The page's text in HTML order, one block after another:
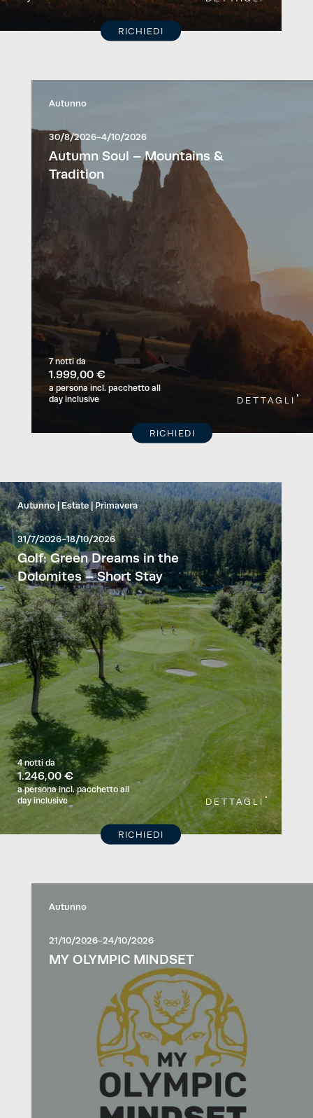
RICHIEDI
Autunno
30/8/2026-4/10/2026
Autumn Soul – Mountains &
Tradition
7 nottida
1.999,00 €
a persona incl. pacchetto all
day inclusive
DETTAGLI
RICHIEDI
Autunno Estate Primavera
31/7/2026-18/10/2026
Golf: Green Dreams in the
Dolomites – Short Stay
4 notti da
1.246,00 €
a persona incl. pacchetto all
day inclusive
DETTAGLI
RICHIEDI
Autunno
21/10/2026-24/10/2026
MY OLYMPIC MINDSET